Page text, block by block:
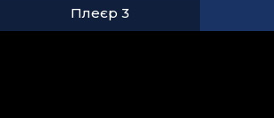
Плеєр 3